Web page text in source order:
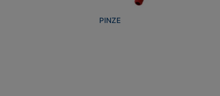
PINZE